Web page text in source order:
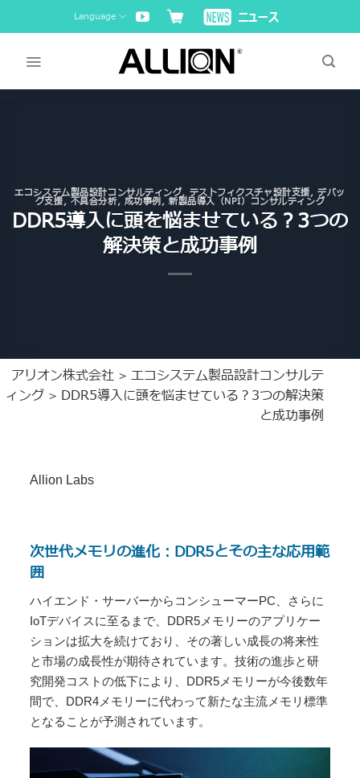
to
Language
エコシステム製品設計コンサルティング,テストフィクスチャ設計支援, デバッ
グ支援, 不具合分析, 成功事例,新製品導入（NPI）コンサルティング
DDR5導入に頭を悩ませている？3つの
解決策と成功事例
アリオン株式会社 >エコシステム製品設計コンサルテ
ィング > DDR5導入に頭を悩ませている？3つの解決策
と成功事例
Allion Labs
次世代メモリの進化：DDR5とその主な応用範
囲
ハイエンド・サーバーからコンシューマーPC、さらに
IoTデバイスに至るまで、DDR5メモリーのアプリケー
ションは拡大を続けており、その著しい成長の将来性
と市場の成長性が期待されています。技術の進歩と研
究開発コストの低下により、DDR5メモリーが今後数年
間で、DDR4メモリーに代わって新たな主流メモリ標準
となることが予測されています。